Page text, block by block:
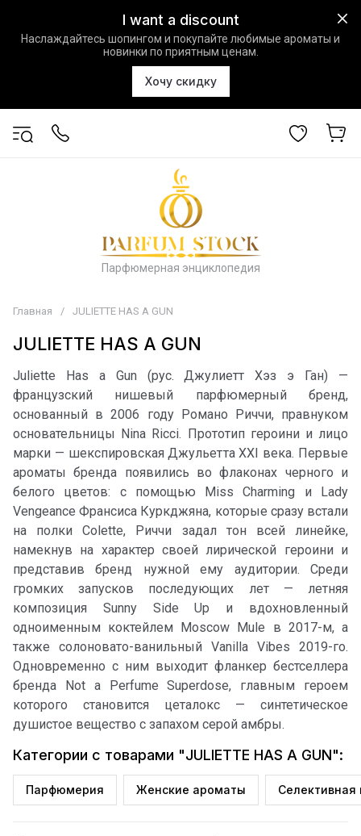
I want a discount
Наслаждайтесь шопингом и покупайте любимые ароматы и
новинки по приятным ценам.
Хочу скидку
Парфюмерная энциклопедия
Главная / JULIETTE HAS A GUN
JULIETTE HAS A GUN
Juliette Has a Gun (рус. Джулиетт Хэз э Ган) —
французский нишевый парфюмерный бренд,
основанный в 2006 году Романо Риччи, правнуком
основательницы Nina Ricci. Прототип героини и лицо
марки — шекспировская Джульетта XXI века. Первые
ароматы бренда появились во флаконах черного и
белого цветов: с помощью Miss Charming и Lady
Vengeance Франсиса Куркджяна, которые сразу встали
на полки Colette, Риччи задал тон всей линейке,
намекнув на характер своей лирической героини и
представив бренд нужной ему аудитории. Среди
громких запусков последующих лет — летняя
композиция Sunny Side Up и вдохновленный
одноименным коктейлем Moscow Mule в 2017-м, а
также солоновато-ванильный Vanilla Vibes 2019-го.
Одновременно с ним выходит фланкер бестселлера
бренда Not a Perfume Superdose, главным героем
которого становится цеталокс — синтетическое
душистое вещество с запахом серой амбры.
Категории с товарами "JULIETTE HAS A GUN":
Парфюмерия Женские ароматы